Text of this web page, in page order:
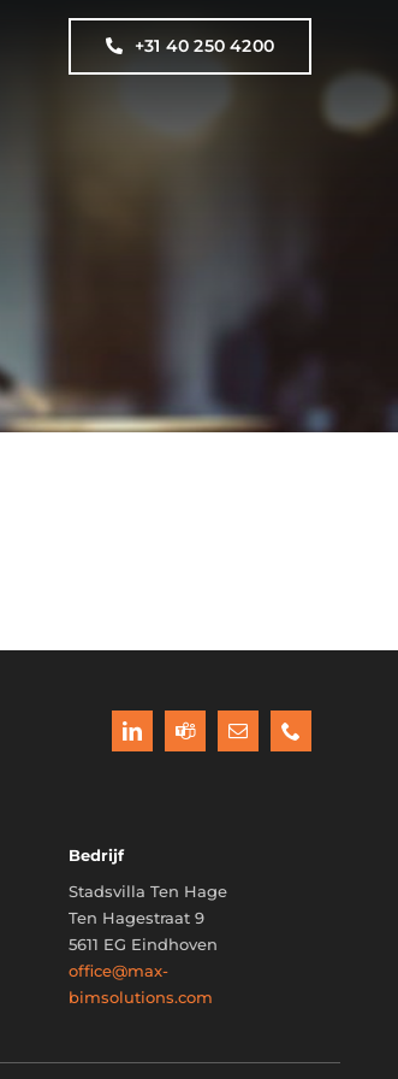
+31 40 250 4200
Bedrijf
Stadsvilla Ten Hage
Ten Hagestraat 9
5611 EG Eindhoven
office@max-
bimsolutions.com